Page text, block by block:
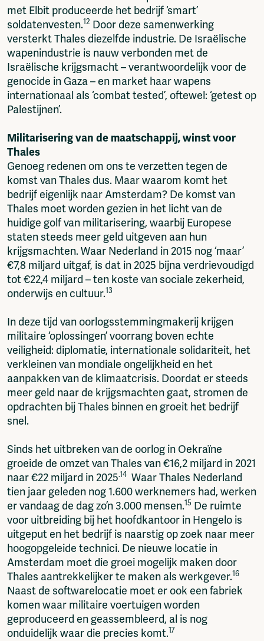
met Elbit produceerde het bedrijf ‘smart’
soldatenvesten.12 Door deze samenwerking
versterkt Thales diezelfde industrie. De Israëlische
wapenindustrie is nauw verbonden met de
Israëlische krijgsmacht – verantwoordelijk voor de
genocide in Gaza – en market haar wapens
internationaal als ‘combat tested’, oftewel: ‘getest op
Palestijnen’.
Militarisering van de maatschappij, winst voor
Thales
Genoeg redenen om ons te verzetten tegen de
komst van Thales dus. Maar waarom komt het
bedrijf eigenlijk naar Amsterdam? De komst van
Thales moet worden gezien in het licht van de
huidige golf van militarisering, waarbij Europese
staten steeds meer geld uitgeven aan hun
krijgsmachten. Waar Nederland in 2015 nog ‘maar’
€7,8 miljard uitgaf, is dat in 2025 bijna verdrievoudigd
tot €22,4 miljard – ten koste van sociale zekerheid,
onderwijs en cultuur.13
In deze tijd van oorlogsstemmingmakerij krijgen
militaire ‘oplossingen’ voorrang boven echte
veiligheid: diplomatie, internationale solidariteit, het
verkleinen van mondiale ongelijkheid en het
aanpakken van de klimaatcrisis. Doordat er steeds
meer geld naar de krijgsmachten gaat, stromen de
opdrachten bij Thales binnen en groeit het bedrijf
snel.
Sinds het uitbreken van de oorlog in Oekraïne
groeide de omzet van Thales van €16,2 miljard in 2021
naar €22 miljard in 2025.14 Waar Thales Nederland
tien jaar geleden nog 1.600 werknemers had, werken
er vandaag de dag zo’n 3.000 mensen.15 De ruimte
voor uitbreiding bij het hoofdkantoor in Hengelo is
uitgeput en het bedrijf is naarstig op zoek naar meer
hoogopgeleide technici. De nieuwe locatie in
Amsterdam moet die groei mogelijk maken door
Thales aantrekkelijker te maken als werkgever.16
Naast de softwarelocatie moet er ook een fabriek
komen waar militaire voertuigen worden
geproduceerd en geassembleerd, al is nog
onduidelijk waar die precies komt.17